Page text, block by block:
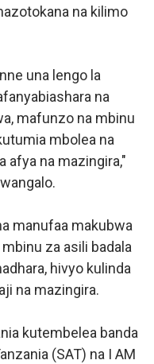
na kilimo
una lengo la
na
mafunzo na mbinu
mbolea na
afya na mazingira,"
manufaa makubwa
za asili badala
hivyo kulinda
na mazingira.
kutembelea banda
(SAT) na I AM